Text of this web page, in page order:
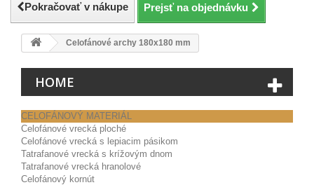
Pokračovať v nákupe Prejsť na objednávku
Celofánové archy 180x180 mm
HOME
CELOFÁNOVÝ MATERIÁL
Celofánové vrecká ploché
Celofánové vrecká s lepiacim pásikom
Tatrafanové vrecká s krížovým dnom
Tatrafanové vrecká hranolové
Celofánový kornút